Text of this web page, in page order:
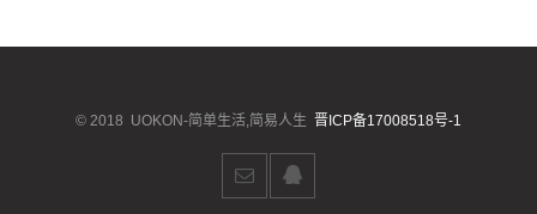
© 2018 UOKON-简单生活,简易人生 晋ICP备17008518号-1